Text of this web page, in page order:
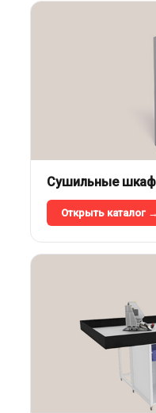
Сушильные
Открыть каталог →